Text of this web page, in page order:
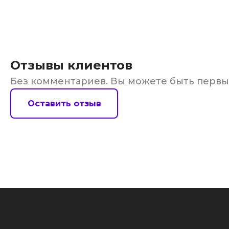
Отзывы клиентов
Без комментариев. Вы можете быть
Оставить отзыв